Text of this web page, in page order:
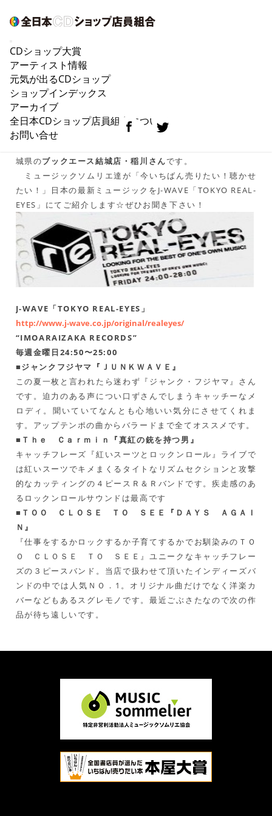
CDショップ大賞
アーティスト情報
元気が出るCDショップ
ショップインデックス
アーカイブ
全日本CDショップ店員組合について
お問い合せ
6/24 IMOARAIZAKA RECORDS店長は茨城県の
ブックエース結城店・稲川さん
六本木・芋洗い坂にある架空のCDショッ
城県のブックエース結城店・稲川さんです。
ミュージックソムリエ達が「今いちばん売りたい！聴かせ
たい！」日本の最新ミュージックをJ-WAVE「TOKYO REAL-
EYES」にてご紹介します☆ぜひお聞き下さい！
J-WAVE「TOKYO REAL-EYES」
http://www.j-wave.co.jp/original/realeyes/
“IMOARAIZAKA RECORDS”
毎週金曜日24:50〜25:00
■ジャンクフジヤマ『ＪＵＮＫＷＡＶＥ』
この夏一枚と言われたら迷わず『ジャンク・フジヤマ』さん
です。迫力のある声につい口ずさんでしまうキャッチーなメ
ロディ。聞いていてなんとも心地いい気分にさせてくれま
す。アップテンポの曲からバラードまで全てオススメです。
■Ｔｈｅ Ｃａｒｍｉｎ『真紅の銃を持つ男』
キャッチフレーズ『紅いスーツとロックンロール』ライブで
は紅いスーツでキメまくるタイトなリズムセクションと攻撃
的なカッティングの４ピースＲ＆Ｒバンドです。疾走感のあ
るロックンロールサウンドは最高です
■ＴＯＯ ＣＬＯＳＥ ＴＯ ＳＥＥ『ＤＡＹＳ ＡＧＡＩ
Ｎ』
『仕事をするかロックするか子育てするかでお馴染みのＴＯ
Ｏ ＣＬＯＳＥ ＴＯ ＳＥＥ』ユニークなキャッチフレー
ズの３ピースバンド。当店で扱わせて頂いたインディーズバ
ンドの中では人気ＮＯ．1。オリジナル曲だけでなく洋楽カ
バーなどもあるスグレモノです。最近ごぶさたなので次の作
品が待ち遠しいです。